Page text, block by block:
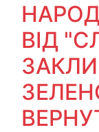
ВІД